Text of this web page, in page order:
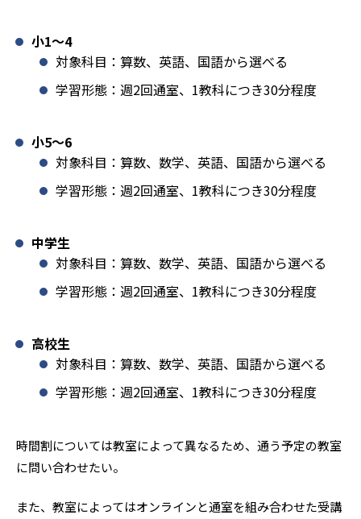
小1️〜4
対象科目：算数、英語、国語から選べる
学習形態：週2回通室、1教科につき30分程度
小5〜6
対象科目：算数、数学、英語、国語から選べる
学習形態：週2回通室、1教科につき30分程度
中学生
対象科目：算数、数学、英語、国語から選べる
学習形態：週2回通室、1教科につき30分程度
高校生
対象科目：算数、数学、英語、国語から選べる
学習形態：週2回通室、1教科につき30分程度
時間割については教室によって異なるため、通う予定の教室
に問い合わせたい。
また、教室によってはオンラインと通室を組み合わせた受講